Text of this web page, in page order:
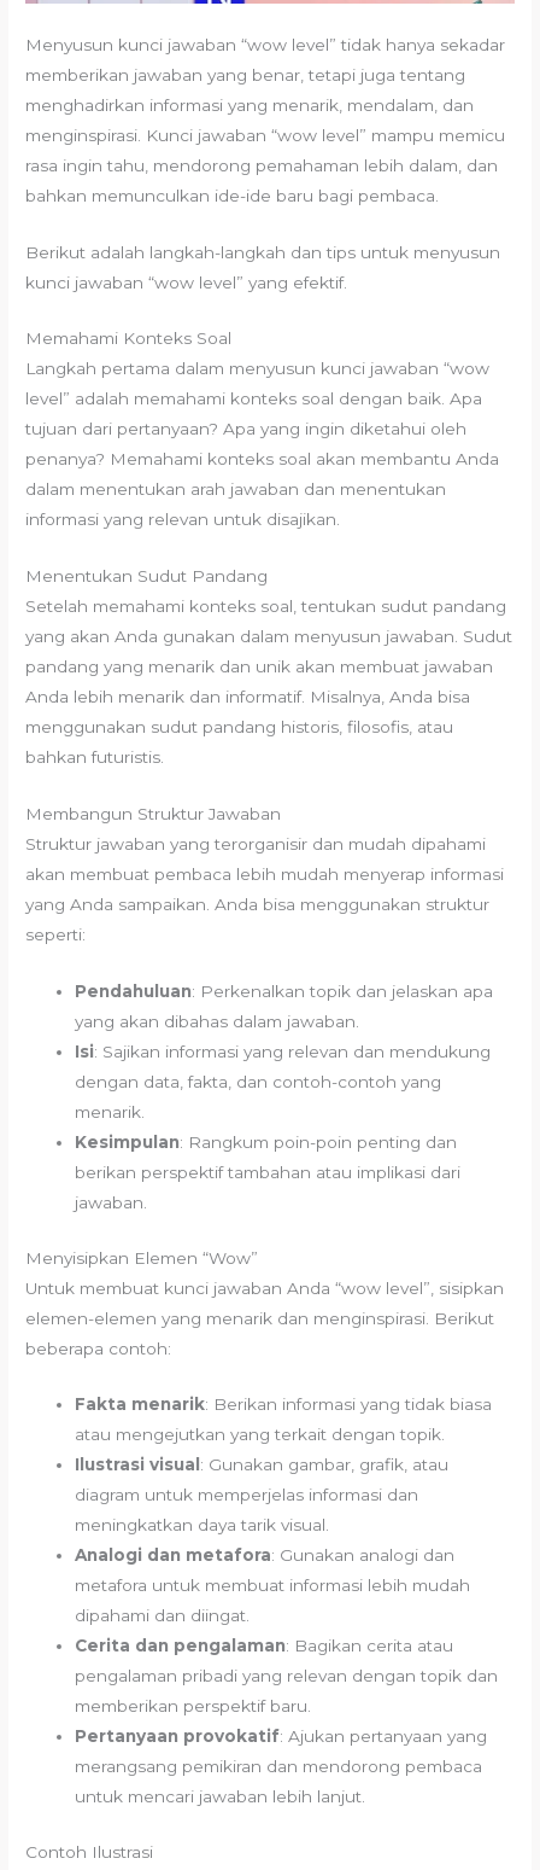
Menyusun kunci jawaban “wow level” tidak hanya sekadar
memberikan jawaban yang benar, tetapi juga tentang
menghadirkan informasi yang menarik, mendalam, dan
menginspirasi. Kunci jawaban “wow level” mampu memicu
rasa ingin tahu, mendorong pemahaman lebih dalam, dan
bahkan memunculkan ide-ide baru bagi pembaca.
Berikut adalah langkah-langkah dan tips untuk menyusun
kunci jawaban “wow level” yang efektif.
Memahami Konteks Soal
Langkah pertama dalam menyusun kunci jawaban “wow
level” adalah memahami konteks soal dengan baik. Apa
tujuan dari pertanyaan? Apa yang ingin diketahui oleh
penanya? Memahami konteks soal akan membantu Anda
dalam menentukan arah jawaban dan menentukan
informasi yang relevan untuk disajikan.
Menentukan Sudut Pandang
Setelah memahami konteks soal, tentukan sudut pandang
yang akan Anda gunakan dalam menyusun jawaban. Sudut
pandang yang menarik dan unik akan membuat jawaban
Anda lebih menarik dan informatif. Misalnya, Anda bisa
menggunakan sudut pandang historis, filosofis, atau
bahkan futuristis.
Membangun Struktur Jawaban
Struktur jawaban yang terorganisir dan mudah dipahami
akan membuat pembaca lebih mudah menyerap informasi
yang Anda sampaikan. Anda bisa menggunakan struktur
seperti:
Pendahuluan: Perkenalkan topik dan jelaskan apa
yang akan dibahas dalam jawaban.
Isi: Sajikan informasi yang relevan dan mendukung
dengan data, fakta, dan contoh-contoh yang
menarik.
Kesimpulan: Rangkum poin-poin penting dan
berikan perspektif tambahan atau implikasi dari
jawaban.
Menyisipkan Elemen “Wow”
Untuk membuat kunci jawaban Anda “wow level”, sisipkan
elemen-elemen yang menarik dan menginspirasi. Berikut
beberapa contoh:
Fakta menarik: Berikan informasi yang tidak biasa
atau mengejutkan yang terkait dengan topik.
Ilustrasi visual : Gunakan gambar, grafik, atau
diagram untuk memperjelas informasi dan
meningkatkan daya tarik visual.
Analogi dan metafora: Gunakan analogi dan
metafora untuk membuat informasi lebih mudah
dipahami dan diingat.
Cerita dan pengalaman: Bagikan cerita atau
pengalaman pribadi yang relevan dengan topik dan
memberikan perspektif baru.
Pertanyaan provokatif: Ajukan pertanyaan yang
merangsang pemikiran dan mendorong pembaca
untuk mencari jawaban lebih lanjut.
Contoh Ilustrasi